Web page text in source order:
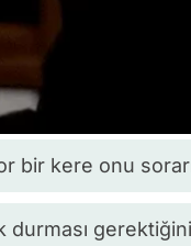
bir kere onu